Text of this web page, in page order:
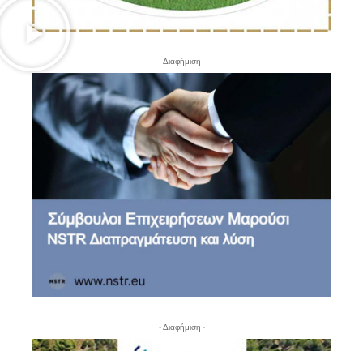
- Διαφήμιση -
- Διαφήμιση -